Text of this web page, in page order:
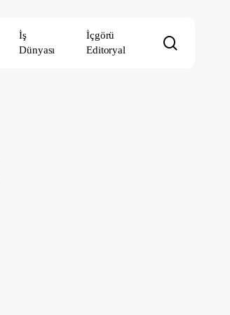
İş
Dünyası
İçgörü
Editoryal